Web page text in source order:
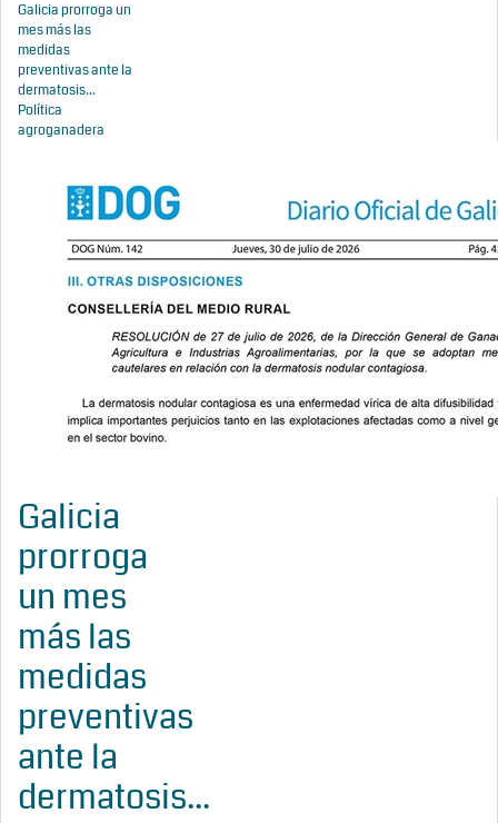
Galicia prorroga un
mes más las
medidas
preventivas ante la
dermatosis...
Política
agroganadera
Galicia
prorroga
un mes
más las
medidas
preventivas
ante la
dermatosis...